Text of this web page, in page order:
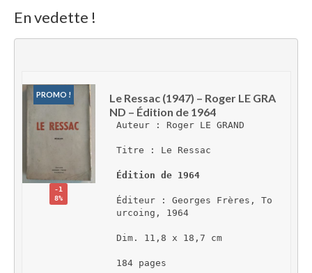
En vedette !
PROMO !
-1
8%
Le Ressac (1947) – Roger LE GRA
ND – Édition de 1964
Auteur : Roger LE GRAND
Titre : Le Ressac
Édition de 1964
Éditeur : Georges Frères, To
urcoing, 1964
Dim. 11,8 x 18,7 cm
184 pages